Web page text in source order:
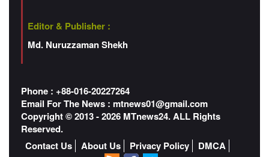
Editor & Publisher :
Md. Nuruzzaman Shekh
Phone : +88-016-20227264
Email For The News : mtnews01@gmail.com
Copyright © 2013 - 2026 MTnews24. ALL Rights
Reserved.
Contact Us
About Us Privacy Policy DMCA